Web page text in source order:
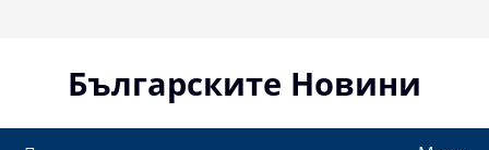
Българските Новини